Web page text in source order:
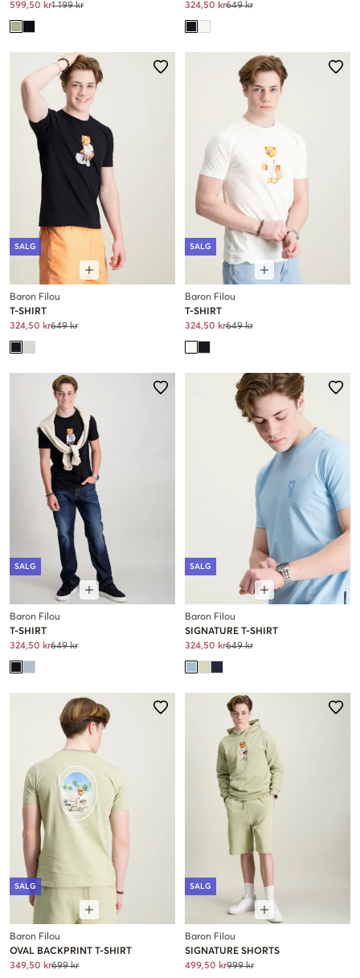
599,50 kr1 199 kr
324,50 kr649 kr
SALG
Baron Filou
T-SHIRT
324,50 kr649 kr
SALG
Baron Filou
T-SHIRT
324,50 kr649 kr
SALG
Baron Filou
T-SHIRT
324,50 kr649 kr
SALG
Baron Filou
SIGNATURE T-SHIRT
324,50 kr649 kr
SALG
Baron Filou
OVAL BACKPRINT T-SHIRT
349,50 kr699 kr
SALG
Baron Filou
SIGNATURE SHORTS
499,50 kr999 kr